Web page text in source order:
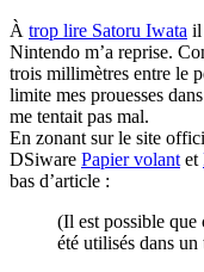
À trop lire Satoru Iwata il
Nintendo m’a reprise.
trois millimètres entre le
limite mes prouesses
me tentait pas mal.
En zonant sur le site
DSiware Papier volant et
bas d’article :
(Il est possible que
été utilisés dans